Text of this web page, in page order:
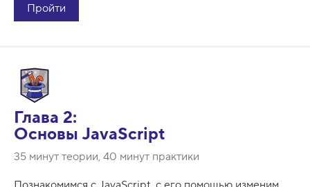
Пройти
Глава 2:
Основы JavaScript
35 минут теории, 40 минут практики